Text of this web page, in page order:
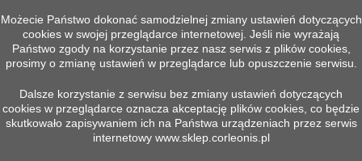
Szybki podgląd
Możecie Państwo dokonać samodzielnej zmiany ustawień dotyczących
cookies w swojej przeglądarce internetowej. Jeśli nie wyrażają
Państwo zgody na korzystanie przez nasz serwis z plików cookies,
prosimy o zmianę ustawień w przeglądarce lub opuszczenie serwisu.
Dalsze korzystanie z serwisu bez zmiany ustawień dotyczących
cookies w przeglądarce oznacza akceptację plików cookies, co będzie
skutkowało zapisywaniem ich na Państwa urządzeniach przez serwis
internetowy www.sklep.corleonis.pl